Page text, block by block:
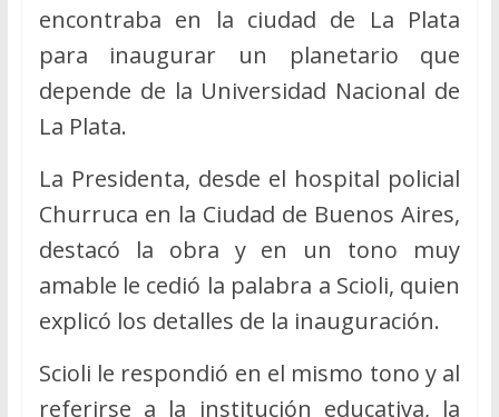
encontraba en la ciudad de La Plata
para inaugurar un planetario que
depende de la Universidad Nacional de
La Plata.
La Presidenta, desde el hospital policial
Churruca en la Ciudad de Buenos Aires,
destacó la obra y en un tono muy
amable le cedió la palabra a Scioli, quien
explicó los detalles de la inauguración.
Scioli le respondió en el mismo tono y al
referirse a la institución educativa, la